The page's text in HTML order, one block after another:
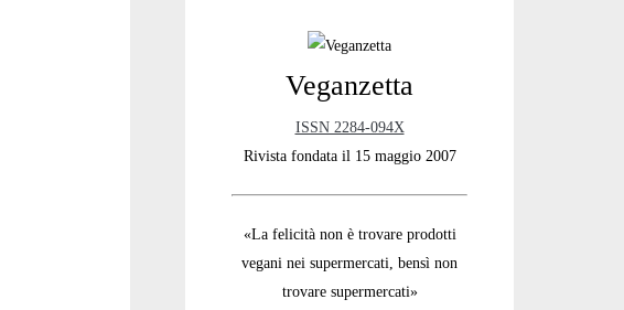
Primary
Sidebar
Veganzetta
ISSN 2284-094X
Rivista fondata il 15 maggio 2007
«La felicità non è trovare prodotti
vegani nei supermercati, bensì non
trovare supermercati»